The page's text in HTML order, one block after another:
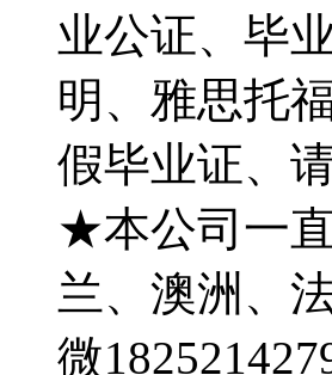
业公证、毕
明、雅思托
假毕业证、
★本公司一
兰、澳洲、
微